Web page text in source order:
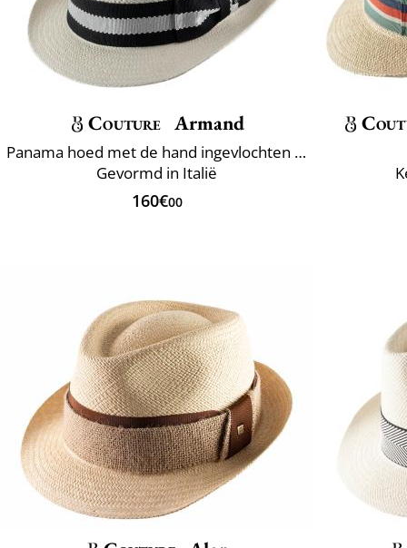
Couture Armand
Panama hoed met de hand ingevlochten Ecuador
Gevormd in Italië
160€00